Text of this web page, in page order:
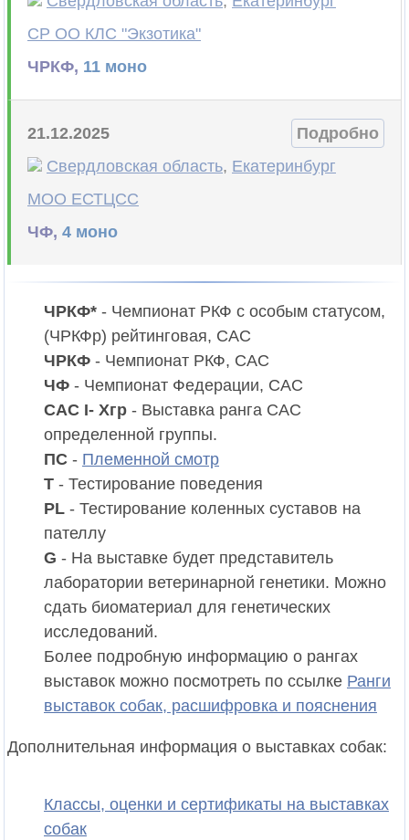
СР ОО КЛС "Экзотика"
ЧРКФ, 11 моно
21.12.2025
Подробно
Свердловская область, Екатеринбург
МОО ЕСТЦСС
ЧФ, 4 моно
ЧРКФ* - Чемпионат РКФ c особым статусом,
(ЧРКФр) рейтинговая, CAC
ЧРКФ - Чемпионат РКФ, CAC
ЧФ - Чемпионат Федерации, CAC
CAC I- Xгр - Выставка ранга CAC
определенной группы.
ПС - Племенной смотр
T - Тестирование поведения
PL - Тестирование коленных суставов на
пателлу
G - На выставке будет представитель
лаборатории ветеринарной генетики. Можно
сдать биоматериал для генетических
исследований.
Более подробную информацию о рангах
выставок можно посмотреть по ссылке Ранги
выставок собак, расшифровка и пояснения
Дополнительная информация о выставках собак:
Классы, оценки и сертификаты на выставках
собак